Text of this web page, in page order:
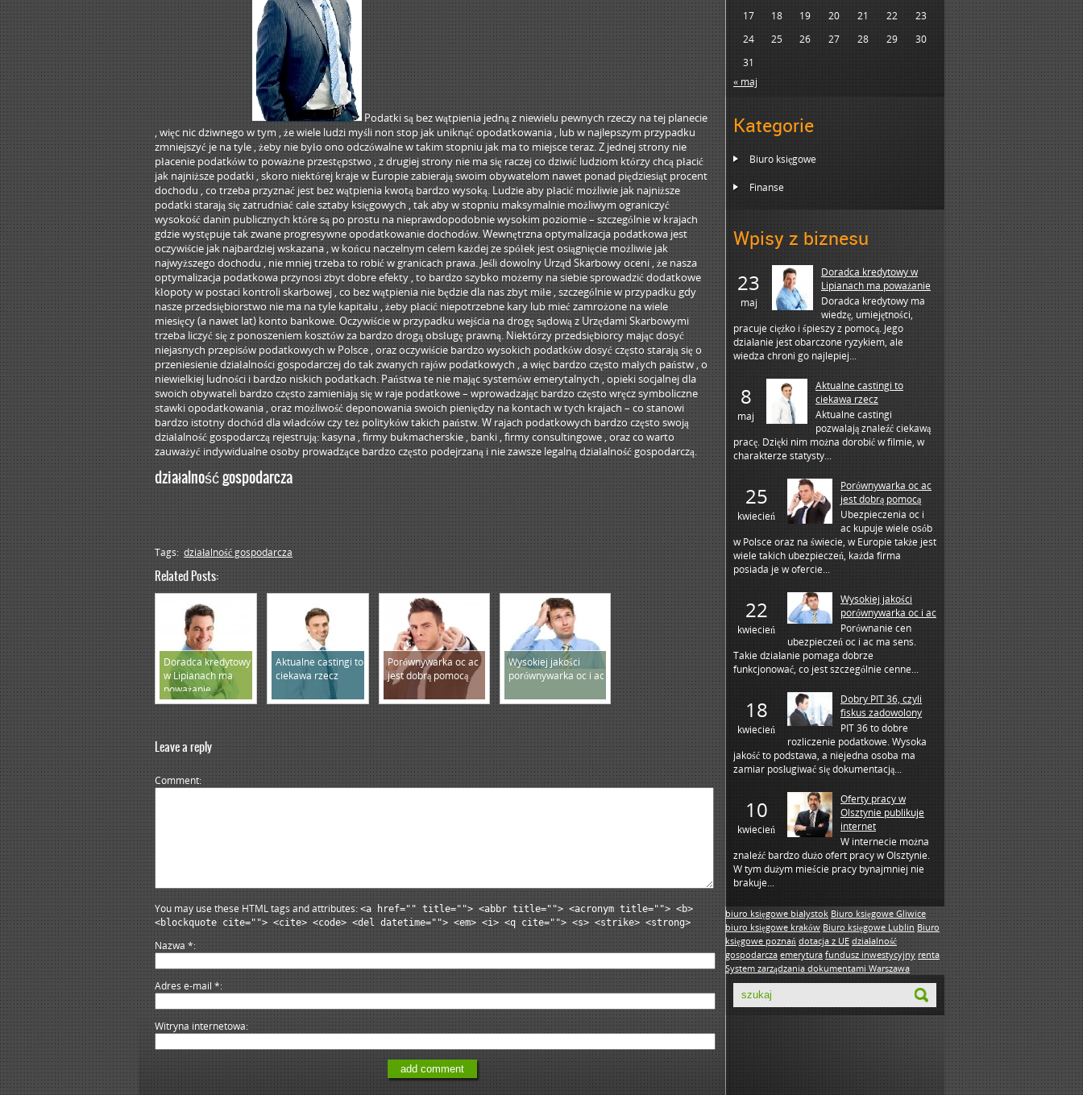
17
18 19 20 21 22
23
24
25 26 27 28 29
30
31
« maj
Kategorie
Biuro księgowe
Finanse
Wpisy z biznesu
23
maj
Doradca kredytowy w
Lipianach ma poważanie
Doradca kredytowy ma
wiedzę, umiejętności,
pracuje ciężko i śpieszy z pomocą. Jego
działanie jest obarczone ryzykiem, ale
wiedza chroni go najlepiej...
8
maj
Aktualne castingi to
ciekawa rzecz
Aktualne castingi
pozwalają znaleźć ciekawą
pracę. Dzięki nim można dorobić w filmie, w
charakterze statysty...
25
kwiecień
Porównywarka oc ac
jest dobrą pomocą
Ubezpieczenia oc i
ac kupuje wiele osób
w Polsce oraz na świecie, w Europie także jest
wiele takich ubezpieczeń, każda firma
posiada je w ofercie...
22
kwiecień
Wysokiej jakości
porównywarka oc i ac
Porównanie cen
ubezpieczeń oc i ac ma sens.
Takie działanie pomaga dobrze
funkcjonować, co jest szczególnie cenne...
18
kwiecień
Dobry PIT 36, czyli
fiskus zadowolony
PIT 36 to dobre
rozliczenie podatkowe. Wysoka
jakość to podstawa, a niejedna osoba ma
zamiar posługiwać się dokumentacją...
10
kwiecień
Oferty pracy w
Olsztynie publikuje
internet
W internecie można
znaleźć bardzo dużo ofert pracy w Olsztynie.
W tym dużym mieście pracy bynajmniej nie
brakuje...
biuro księgowe białystok Biuro księgowe Gliwice
biuro księgowe kraków Biuro księgowe Lublin Biuro
księgowe poznań dotacja z UE działalność
gospodarcza emerytura fundusz inwestycyjny renta
System zarządzania dokumentami Warszawa
Podatki są bez wątpienia jedną z niewielu pewnych rzeczy na tej planecie
, więc nic dziwnego w tym , że wiele ludzi myśli non stop jak uniknąć opodatkowania , lub w najlepszym przypadku
zmniejszyć je na tyle , żeby nie było ono odczówalne w takim stopniu jak ma to miejsce teraz. Z jednej strony nie
płacenie podatków to poważne przestępstwo , z drugiej strony nie ma się raczej co dziwić ludziom którzy chcą płacić
jak najniższe podatki , skoro niektórej kraje w Europie zabierają swoim obywatelom nawet ponad piędziesiąt procent
dochodu , co trzeba przyznać jest bez wątpienia kwotą bardzo wysoką. Ludzie aby płacić możliwie jak najniższe
podatki starają się zatrudniać całe sztaby księgowych , tak aby w stopniu maksymalnie możliwym ograniczyć
wysokość danin publicznych które są po prostu na nieprawdopodobnie wysokim poziomie – szczególnie w krajach
gdzie występuje tak zwane progresywne opodatkowanie dochodów. Wewnętrzna optymalizacja podatkowa jest
oczywiście jak najbardziej wskazana , w końcu naczelnym celem każdej ze spółek jest osiągnięcie możliwie jak
najwyższego dochodu , nie mniej trzeba to robić w granicach prawa. Jeśli dowolny Urząd Skarbowy oceni , że nasza
optymalizacja podatkowa przynosi zbyt dobre efekty , to bardzo szybko możemy na siebie sprowadzić dodatkowe
kłopoty w postaci kontroli skarbowej , co bez wątpienia nie będzie dla nas zbyt miłe , szczególnie w przypadku gdy
nasze przedsiębiorstwo nie ma na tyle kapitału , żeby płacić niepotrzebne kary lub mieć zamrożone na wiele
miesięcy (a nawet lat) konto bankowe. Oczywiście w przypadku wejścia na drogę sądową z Urzędami Skarbowymi
trzeba liczyć się z ponoszeniem kosztów za bardzo drogą obsługę prawną. Niektórzy przedsiębiorcy mając dosyć
niejasnych przepisów podatkowych w Polsce , oraz oczywiście bardzo wysokich podatków dosyć często starają się o
przeniesienie działalności gospodarczej do tak zwanych rajów podatkowych , a więc bardzo często małych państw , o
niewielkiej ludności i bardzo niskich podatkach. Państwa te nie mając systemów emerytalnych , opieki socjalnej dla
swoich obywateli bardzo często zamieniają się w raje podatkowe – wprowadzając bardzo często wręcz symboliczne
stawki opodatkowania , oraz możliwość deponowania swoich pieniędzy na kontach w tych krajach – co stanowi
bardzo istotny dochód dla władców czy też polityków takich państw. W rajach podatkowych bardzo często swoją
działalność gospodarczą rejestrują: kasyna , firmy bukmacherskie , banki , firmy consultingowe , oraz co warto
zauważyć indywidualne osoby prowadzące bardzo często podejrzaną i nie zawsze legalną działalność gospodarczą.
działalność gospodarcza
Tags:działalność gospodarcza
Related Posts:
Doradca kredytowy
w Lipianach ma
poważanie
Aktualne castingi to
ciekawa rzecz
Porównywarka oc ac
jest dobrą pomocą
Wysokiej jakości
porównywarka oc i ac
Leave a reply
Comment
You may use these HTML tags and attributes:<a href="" title=""> <abbr title=""> <acronym title=""> <b>
<blockquote cite=""> <cite> <code> <del datetime=""> <em> <i> <q cite=""> <s> <strike> <strong>
Nazwa*
Adres e-mail*
Witryna internetowa